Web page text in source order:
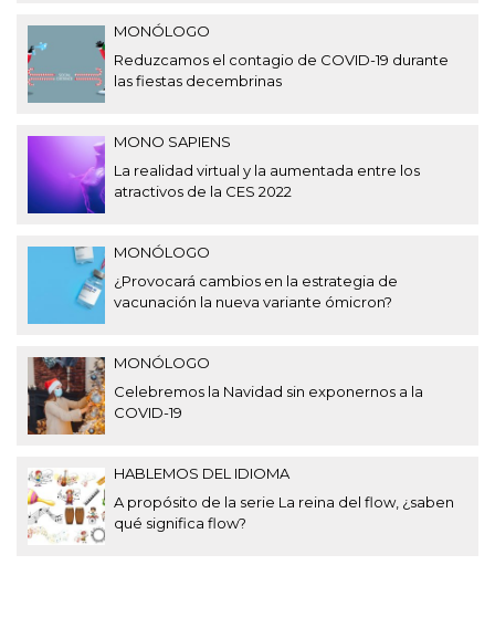
MONÓLOGO
Reduzcamos el contagio de COVID-19 durante
las fiestas decembrinas
MONO SAPIENS
La realidad virtual y la aumentada entre los
atractivos de la CES 2022
MONÓLOGO
¿Provocará cambios en la estrategia de
vacunación la nueva variante ómicron?
MONÓLOGO
Celebremos la Navidad sin exponernos a la
COVID-19
HABLEMOS DEL IDIOMA
A propósito de la serie La reina del flow, ¿saben
qué significa flow?